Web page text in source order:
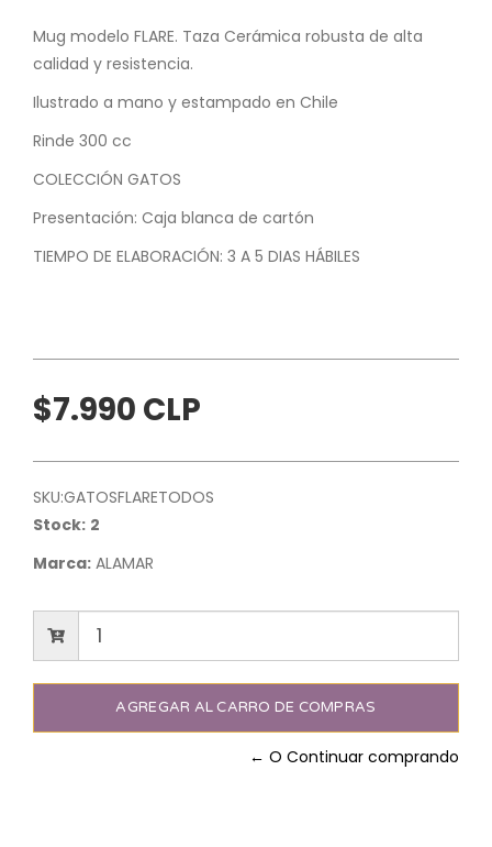
Mug modelo FLARE. Taza Cerámica robusta de alta
calidad y resistencia.
Ilustrado a mano y estampado en Chile
Rinde 300 cc
COLECCIÓN GATOS
Presentación: Caja blanca de cartón
TIEMPO DE ELABORACIÓN: 3 A 5 DIAS HÁBILES
$7.990 CLP
SKU:GATOSFLARETODOS
Stock: 2
Marca: ALAMAR
← O Continuar comprando